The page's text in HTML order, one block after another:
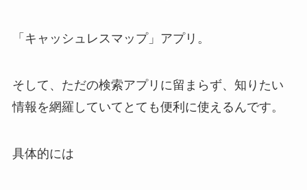
「キャッシュレスマップ」アプリ。
そして、ただの検索アプリに留まらず、知りたい
情報を網羅していてとても便利に使えるんです。
具体的には